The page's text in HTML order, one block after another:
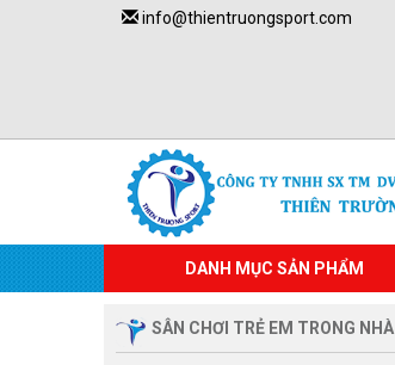
info@thientruongsport.com
DANH MỤC SẢN PHẨM
SÂN CHƠI TRẺ EM TRONG NHÀ